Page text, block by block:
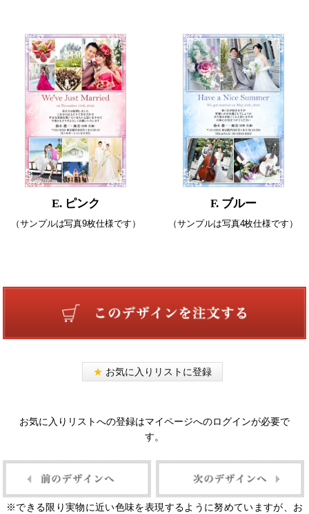
E. ピンク
（サンプルは写真9枚仕様です）
F. ブルー
（サンプルは写真4枚仕様です）
★ お気に入りリストに登録
お気に入りリストへの登録はマイページへのログインが必要で
す。
※できる限り実物に近い色味を表現するように努めていますが、お